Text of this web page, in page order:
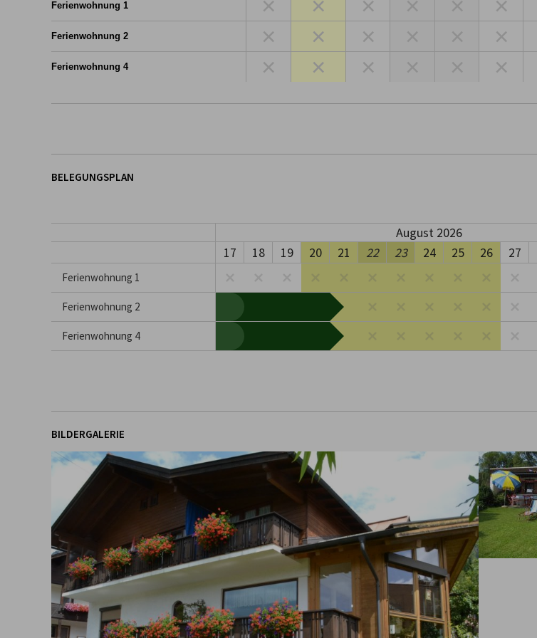
Ferienwohnung 1
Ferienwohnung 2 × × × ×
Ferienwohnung 4 × × × ×
BELEGUNGSPLAN
August 2026
17
18 19 20 21 22 23 24 25 26 27
Ferienwohnung 1
Ferienwohnung 2
Ferienwohnung 4
BILDERGALERIE